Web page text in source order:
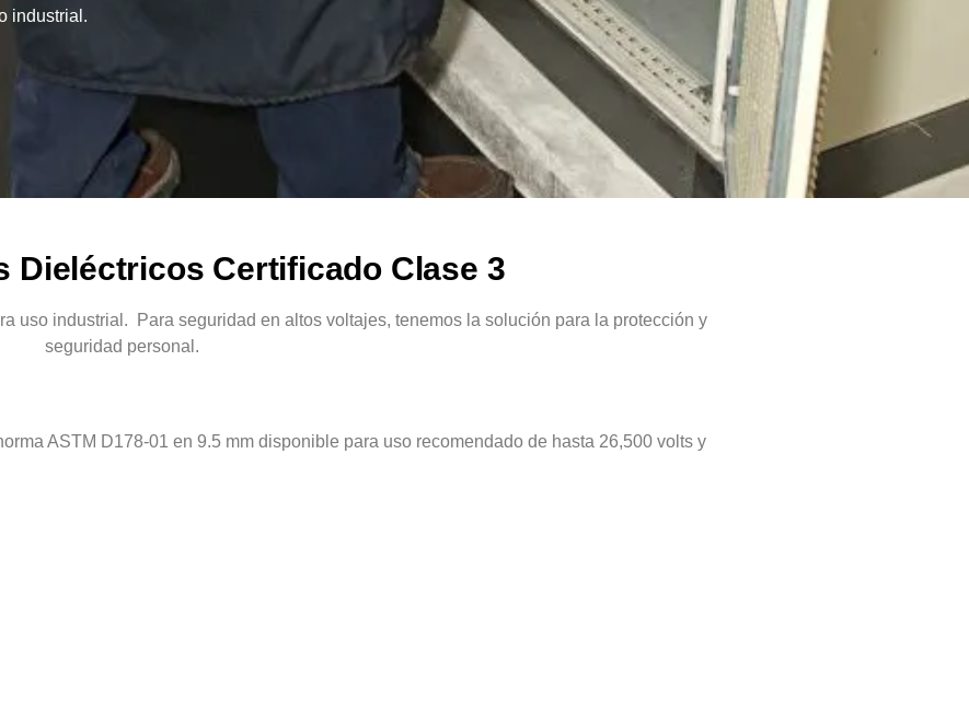
industrial.
Dieléctricos Certificado Clase 3
uso industrial. Para seguridad en altos voltajes, tenemos la solución para la protección y
seguridad personal.
ASTM D178-01 en 9.5 mm disponible para uso recomendado de hasta 26,500 volts y